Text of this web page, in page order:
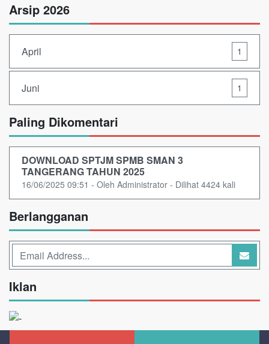
Arsip 2026
April 1
Juni 1
Paling Dikomentari
DOWNLOAD SPTJM SPMB SMAN 3
TANGERANG TAHUN 2025
16/06/2025 09:51 - Oleh Administrator - Dilihat 4424 kali
Berlangganan
Iklan